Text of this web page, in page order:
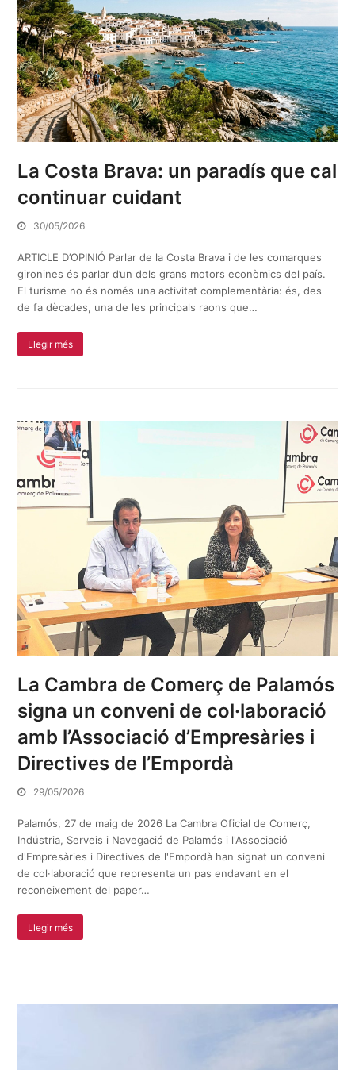
La Costa Brava: un paradís que cal
continuar cuidant
30/05/2026
ARTICLE D’OPINIÓ Parlar de la Costa Brava i de les comarques
gironines és parlar d’un dels grans motors econòmics del país.
El turisme no és només una activitat complementària: és, des
de fa dècades, una de les principals raons que…
Llegir més
La Cambra de Comerç de Palamós
signa un conveni de col·laboració
amb l’Associació d’Empresàries i
Directives de l’Empordà
29/05/2026
Palamós, 27 de maig de 2026 La Cambra Oficial de Comerç,
Indústria, Serveis i Navegació de Palamós i l'Associació
d'Empresàries i Directives de l'Empordà han signat un conveni
de col·laboració que representa un pas endavant en el
reconeixement del paper…
Llegir més